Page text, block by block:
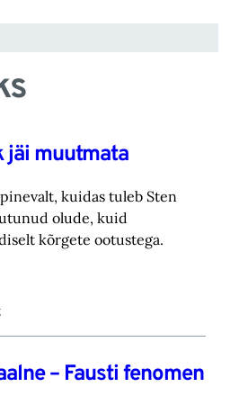
muutmata
kuidas tuleb Sten
olude, kuid
kõrgete ootustega.‎
– Fausti fenomen